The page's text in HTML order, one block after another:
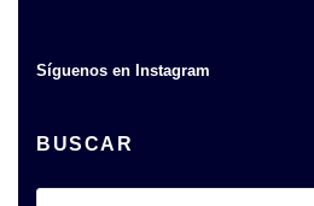
Síguenos en Instagram
BUSCAR